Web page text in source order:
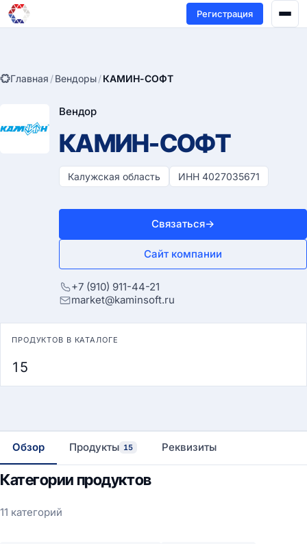
Регистрация
Главная /Вендоры/КАМИН-СОФТ
Вендор
КАМИН-СОФТ
Калужская область ИНН 4027035671
Связаться→
Сайт компании
+7 (910) 911-44-21
market@kaminsoft.ru
ПРОДУКТОВ В КАТАЛОГЕ
15
Обзор Продукты 15 Реквизиты
Категории продуктов
11 категорий